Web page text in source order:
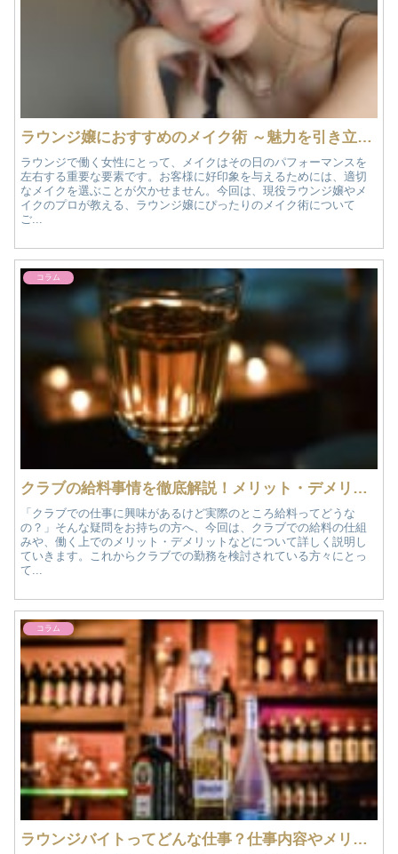
ラウンジ嬢におすすめのメイク術 ～魅力を引き立てるポイントとは？～
ラウンジで働く女性にとって、メイクはその日のパフォーマンスを
左右する重要な要素です。お客様に好印象を与えるためには、適切
なメイクを選ぶことが欠かせません。今回は、現役ラウンジ嬢やメ
イクのプロが教える、ラウンジ嬢にぴったりのメイク術について
ご...
コラム
クラブの給料事情を徹底解説！メリット・デメリットなども紹介
「クラブでの仕事に興味があるけど実際のところ給料ってどうな
の？」そんな疑問をお持ちの方へ、今回は、クラブでの給料の仕組
みや、働く上でのメリット・デメリットなどについて詳しく説明し
ていきます。これからクラブでの勤務を検討されている方々にとっ
て...
コラム
ラウンジバイトってどんな仕事？仕事内容やメリット・デメリットなど徹底解説！